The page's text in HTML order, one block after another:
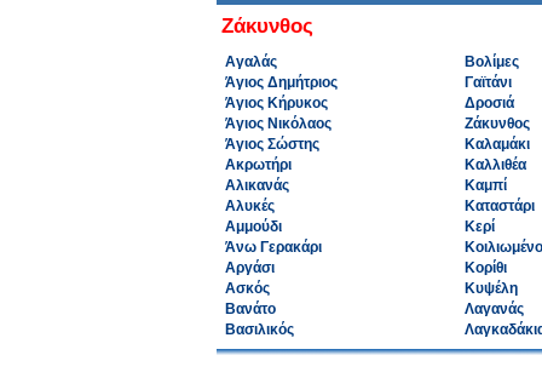
Ζάκυνθος
Αγαλάς
Άγιος Δημήτριος
Άγιος Κήρυκος
Άγιος Νικόλαος
Άγιος Σώστης
Ακρωτήρι
Αλικανάς
Αλυκές
Αμμούδι
Άνω Γερακάρι
Αργάσι
Ασκός
Βανάτο
Βασιλικός
Βολίμες
Γαϊτάνι
Δροσιά
Ζάκυνθος
Καλαμάκι
Καλλιθέα
Καμπί
Καταστάρι
Κερί
Κορίθι
Κυψέλη
Λαγανάς